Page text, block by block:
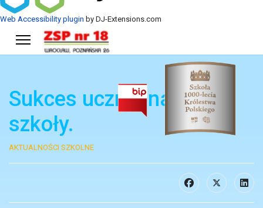
Web Accessibility plugin by DJ-Extensions.com
Sukces ucznia naszej
szkoły.
AKTUALNOŚCI SZKOLNE